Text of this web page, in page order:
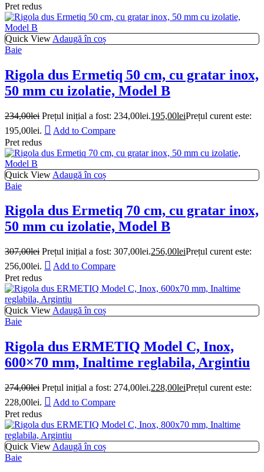
Pret redus
Quick View Adaugă în coș
Baie
Rigola dus Ermetiq 50 cm, cu gratar inox,
50 mm cu izolatie, Model B
234,00lei Prețul inițial a fost: 234,00lei.195,00leiPrețul curent este:
195,00lei.
Add to Compare
Pret redus
Quick View Adaugă în coș
Baie
Rigola dus Ermetiq 70 cm, cu gratar inox,
50 mm cu izolatie, Model B
307,00lei Prețul inițial a fost: 307,00lei.256,00leiPrețul curent este:
256,00lei.
Add to Compare
Pret redus
Quick View Adaugă în coș
Baie
Rigola dus ERMETIQ Model C, Inox,
600×70 mm, Inaltime reglabila, Argintiu
274,00lei Prețul inițial a fost: 274,00lei.228,00leiPrețul curent este:
228,00lei.
Add to Compare
Pret redus
Quick View Adaugă în coș
Baie